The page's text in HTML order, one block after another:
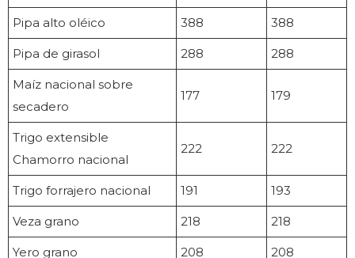
Pipa alto oléico 388 388
Pipa de girasol 288 288
Maíz nacional sobre
secadero
177 179
Trigo extensible
Chamorro nacional
222 222
Trigo forrajero nacional 191 193
Veza grano 218 218
Yero grano 208
208